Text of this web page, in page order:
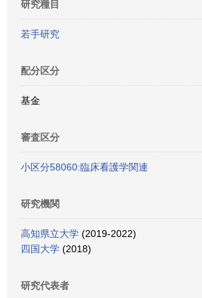
研究種目
若手研究
配分区分
基金
審査区分
小区分58060:臨床看護学関連
研究機関
高知県立大学 (2019-2022)
四国大学 (2018)
研究代表者